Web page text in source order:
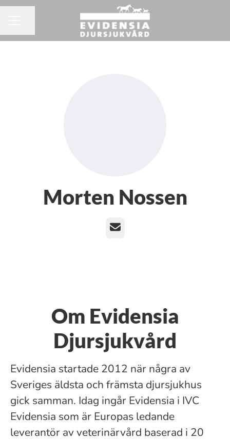
Morten Nossen
E-post
Om Evidensia
Djursjukvård
Evidensia startade 2012 när några av
Sveriges äldsta och främsta djursjukhus
gick samman. Idag ingår Evidensia i IVC
Evidensia som är Europas ledande
leverantör av veterinärvård baserad i 20